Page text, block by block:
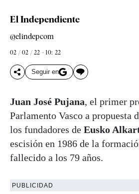
El Independiente
@elindepcom
02 / 02 / 22 - 10: 22
Seguir en
Juan José Pujana, el primer
Parlamento Vasco a propuesta
los fundadores de Eusko
escisión en 1986 de la
fallecido a los 79 años.
PUBLICIDAD